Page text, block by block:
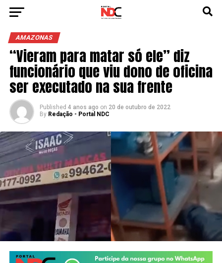
AMAZONAS
“Vieram para matar só ele” diz
funcionário que viu dono de oficina
ser executado na sua frente
Published 4 anos ago on 20 de outubro de 2022
By Redação - Portal NDC